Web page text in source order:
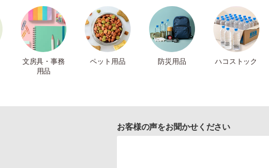
文房具・事務
用品
ペット用品 防災用品 ハコストック
お客様の声をお聞かせください